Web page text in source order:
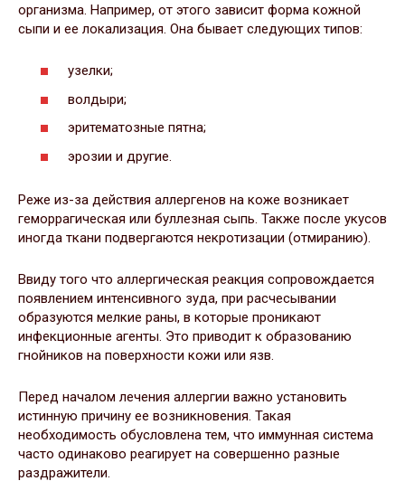
организма. Например, от этого зависит форма кожной
сыпи и ее локализация. Она бывает следующих типов:
узелки;
волдыри;
эритематозные пятна;
эрозии и другие.
Реже из-за действия аллергенов на коже возникает
геморрагическая или буллезная сыпь. Также после укусов
иногда ткани подвергаются некротизации (отмиранию).
Ввиду того что аллергическая реакция сопровождается
появлением интенсивного зуда, при расчесывании
образуются мелкие раны, в которые проникают
инфекционные агенты. Это приводит к образованию
гнойников на поверхности кожи или язв.
Перед началом лечения аллергии важно установить
истинную причину ее возникновения. Такая
необходимость обусловлена тем, что иммунная система
часто одинаково реагирует на совершенно разные
раздражители.